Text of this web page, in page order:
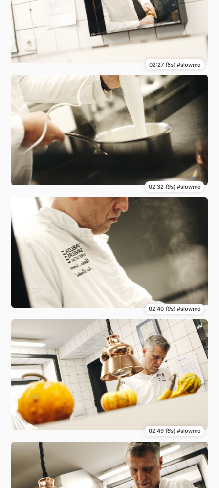
02:27 (5s) #slowmo
02:32 (9s) #slowmo
02:40 (9s) #slowmo
02:49 (6s) #slowmo